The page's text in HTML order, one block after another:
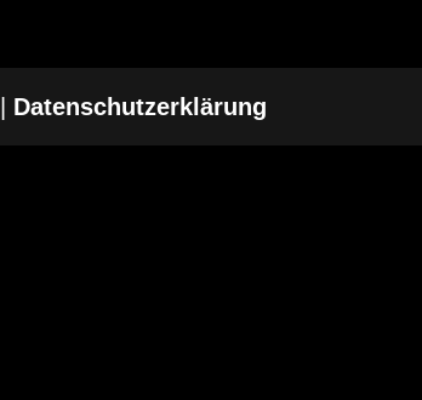
Datenschutzerklärung